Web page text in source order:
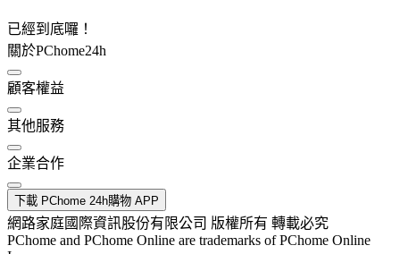
已經到底囉！
關於PChome24h
顧客權益
其他服務
企業合作
下載 PChome 24h購物 APP
網路家庭國際資訊股份有限公司 版權所有 轉載必究
PChome and PChome Online are trademarks of PChome Online